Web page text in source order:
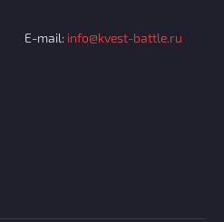
E-mail: info@kvest-battle.ru